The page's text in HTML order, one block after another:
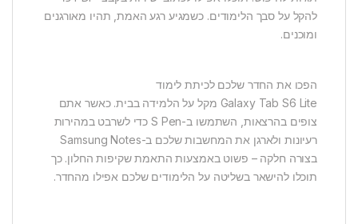
להקל על סבך הלימודים. כשמגיע רגע האמת, תהיו מאורגנים
ומוכנים.
הפכו את החדר שלכם לכיתת לימוד
Galaxy Tab S6 Lite מקל על הלמידה בבית. כאשר אתם
צופים בהרצאות, השתמשו ב-S Pen כדי לשרבט במהירות
רעיונות ולארגן את המחשבות שלכם ב-Samsung Notes
בצורה חלקה – פשוט באמצעות התאמת שקיפות החלון. כך
תוכלו להישאר בשליטה על הלימודים שלכם אפילו מהחדר.